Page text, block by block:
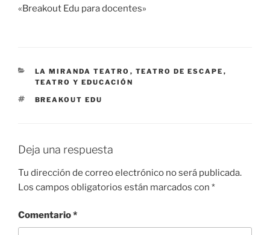
«Breakout Edu para docentes»
LA MIRANDA TEATRO , TEATRO DE ESCAPE ,
TEATRO Y EDUCACIÓN
BREAKOUT EDU
Deja una respuesta
Tu dirección de correo electrónico no será publicada.
Los campos obligatorios están marcados con *
Comentario*